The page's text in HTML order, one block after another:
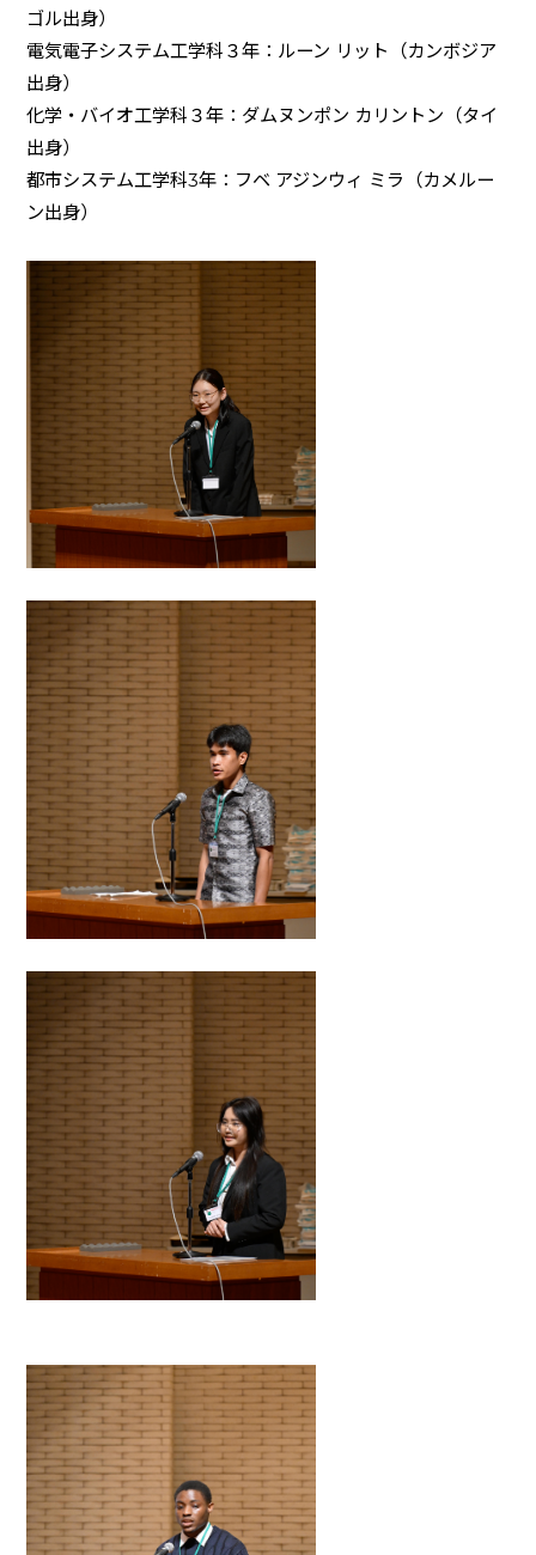
ゴル出身）
電気電子システム工学科３年：ルーン リット（カンボジア
出身）
化学・バイオ工学科３年：ダムヌンポン カリントン（タイ
出身）
都市システム工学科3年：フベ アジンウィ ミラ（カメルー
ン出身）